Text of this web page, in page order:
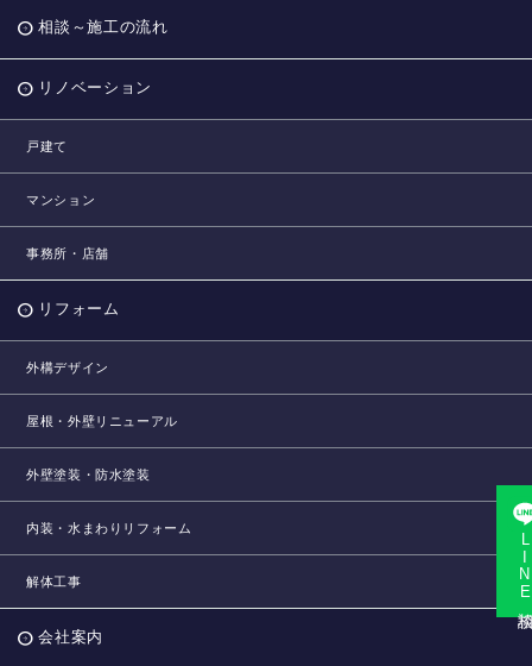
相談～施工の流れ
リノベーション
戸建て
マンション
事務所・店舗
リフォーム
外構デザイン
屋根・外壁リニューアル
外壁塗装・防水塗装
内装・水まわりリフォーム
解体工事
会社案内